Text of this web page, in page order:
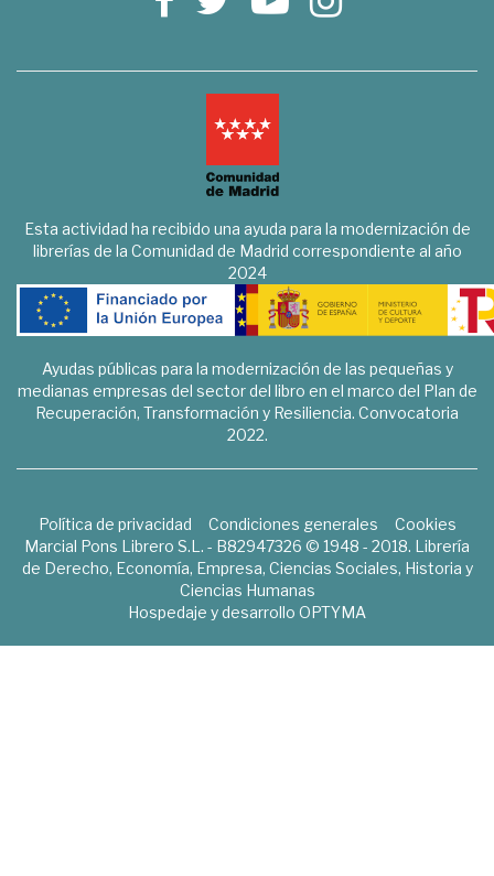
Esta actividad ha recibido una ayuda para la modernización de
librerías de la Comunidad de Madrid correspondiente al año
2024
Ayudas públicas para la modernización de las pequeñas y
medianas empresas del sector del libro en el marco del Plan de
Recuperación, Transformación y Resiliencia. Convocatoria
2022.
Política de privacidad Condiciones generales
Cookies
Marcial Pons Librero S.L. - B82947326 © 1948 - 2018. Librería
de Derecho, Economía, Empresa, Ciencias Sociales, Historia y
Ciencias Humanas
Hospedaje y desarrollo OPTYMA